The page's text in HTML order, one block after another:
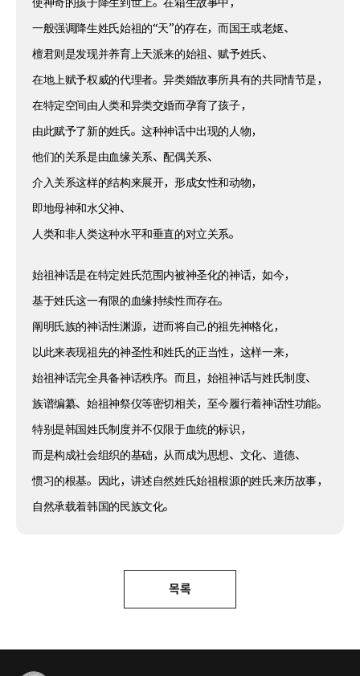
一般强调降生姓氏始祖的“天”的存在，而国王或老妪、
檀君则是发现并养育上天派来的始祖、赋予姓氏、
在地上赋予权威的代理者。异类婚故事所具有的共同情节是，
在特定空间由人类和异类交婚而孕育了孩子，
由此赋予了新的姓氏。这种神话中出现的人物，
他们的关系是由血缘关系、配偶关系、
介入关系这样的结构来展开，形成女性和动物，
即地母神和水父神、
人类和非人类这种水平和垂直的对立关系。
始祖神话是在特定姓氏范围内被神圣化的神话，如今，
基于姓氏这一有限的血缘持续性而存在。
阐明氏族的神话性渊源，进而将自己的祖先神格化，
以此来表现祖先的神圣性和姓氏的正当性，这样一来，
始祖神话完全具备神话秩序。而且，始祖神话与姓氏制度、
族谱编纂、始祖神祭仪等密切相关，至今履行着神话性功能。
特别是韩国姓氏制度并不仅限于血统的标识，
而是构成社会组织的基础，从而成为思想、文化、道德、
惯习的根基。因此，讲述自然姓氏始祖根源的姓氏来历故事，
自然承载着韩国的民族文化。
목록